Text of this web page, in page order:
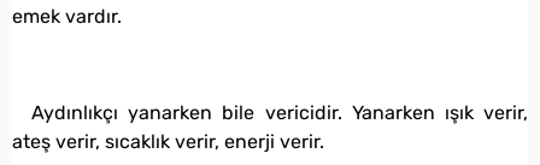
emek vardır.
Aydınlıkçı yanarken bile vericidir. Yanarken ışık verir,
ateş verir, sıcaklık verir, enerji verir.